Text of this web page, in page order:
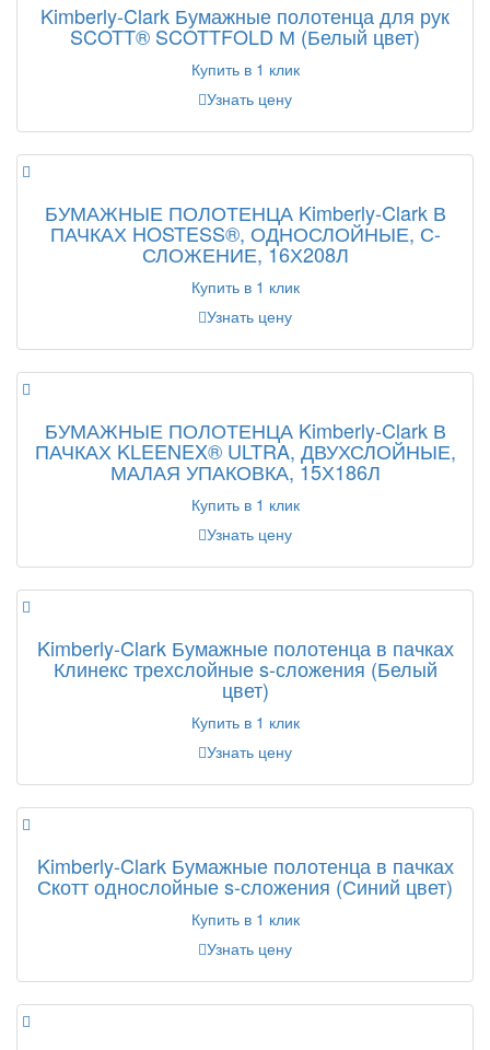
Kimberly-Clark Бумажные полотенца для рук
SCOTT® SCOTTFOLD М (Белый цвет)
Купить в 1 клик
Узнать цену
БУМАЖНЫЕ ПОЛОТЕНЦА Kimberly-Clark В
ПАЧКАХ HOSTESS®, ОДНОСЛОЙНЫЕ, С-
СЛОЖЕНИЕ, 16Х208Л
Купить в 1 клик
Узнать цену
БУМАЖНЫЕ ПОЛОТЕНЦА Kimberly-Clark В
ПАЧКАХ KLEENEX® ULTRA, ДВУХСЛОЙНЫЕ,
МАЛАЯ УПАКОВКА, 15Х186Л
Купить в 1 клик
Узнать цену
Kimberly-Clark Бумажные полотенца в пачках
Клинекс трехслойные s-сложения (Белый
цвет)
Купить в 1 клик
Узнать цену
Kimberly-Clark Бумажные полотенца в пачках
Скотт однослойные s-сложения (Синий цвет)
Купить в 1 клик
Узнать цену